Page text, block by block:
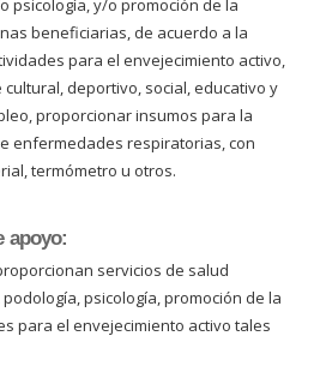
beneficiarias, de acuerdo a la
para el envejecimiento activo,
deportivo, social, educativo y
proporcionar insumos para la
enfermedades respiratorias, con
termómetro u otros.
apoyo:
servicios de salud
psicología, promoción de la
para el envejecimiento activo tales